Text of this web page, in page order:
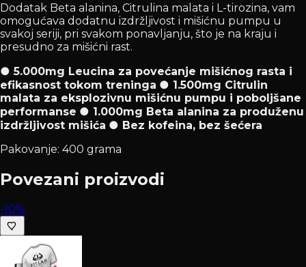
Dodatak Beta alanina, Citrulina malata i L-tirozina, vam
omogućava dodatnu izdržljivost i mišićnu pumpu u
svakoj seriji, pri svakom ponavljanju, što je na kraju i
presudno za mišićni rast.
● 5.000mg Leucina za povećanje mišićnog rasta i
efikasnost tokom treninga ● 1.500mg Citrulin
malata za eksplozivnu mišićnu pumpu i poboljšane
performanse ● 1.000mg Beta alanina za produženu
izdržljivost mišića ● Bez kofeina, bez šećera
Pakovanje: 400 grama
Povezani proizvodi
-10%